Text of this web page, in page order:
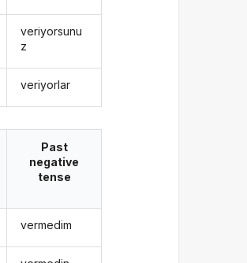
veriyorsunu
z
veriyorlar
Past
negative
tense
vermedim